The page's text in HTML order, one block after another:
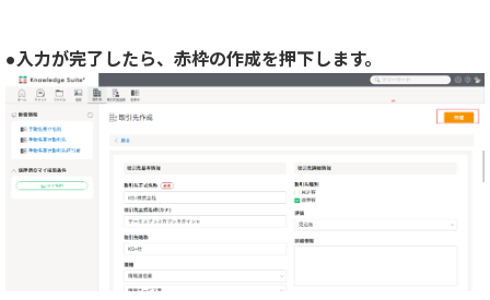
●入力が完了したら、赤枠の作成を押下します。